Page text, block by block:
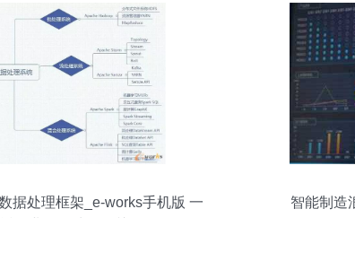
据处理框架_e-works手机版 一
智能制造